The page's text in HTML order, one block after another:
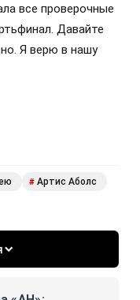
все проверочные
Давайте
Я верю в нашу
# Артис Аболс